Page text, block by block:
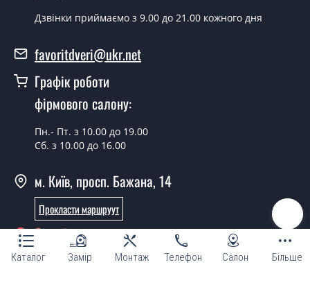
Каталог Замір Монтаж Телефон Салон Більше
Leona димчастий краст сатин білий?
сатин білий - от 1800 грн.
Можна на сьогодні викликати
замірника?
У вас є в наявності готові дверні
Так, ми маємо великий асортимент готових дверних
полотен.
Ви робите нестандартні міжкімнатні
двері?
Дзвінки приймаємо з 9.00 до 21.00 кожного дня
favoritdveri@ukr.net
Графік роботи
фірмового салону:
Пн.- Пт. з 10.00 до 19.00
Сб. з 10.00 до 16.00
м. Київ, просп. Бажана, 14
Прокласти маршруут
Онлайн консультант